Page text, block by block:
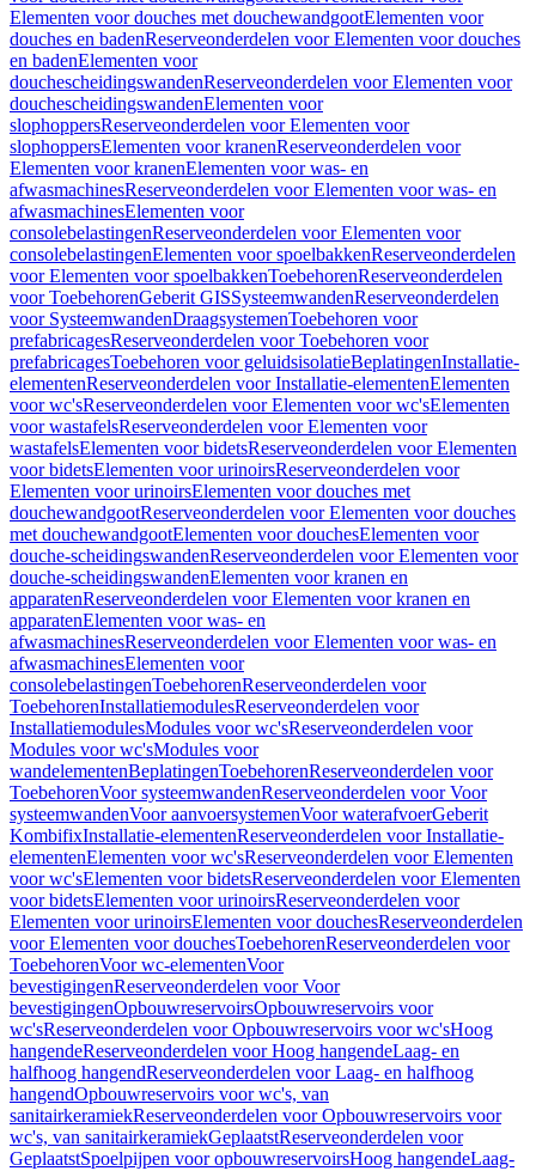
Elementen voor douches met douchewandgootElementen voor
douches en badenReserveonderdelen voor Elementen voor douches
en badenElementen voor
douchescheidingswandenReserveonderdelen voor Elementen voor
douchescheidingswandenElementen voor
slophoppersReserveonderdelen voor Elementen voor
slophoppersElementen voor kranenReserveonderdelen voor
Elementen voor kranenElementen voor was- en
afwasmachinesReserveonderdelen voor Elementen voor was- en
afwasmachinesElementen voor
consolebelastingenReserveonderdelen voor Elementen voor
consolebelastingenElementen voor spoelbakkenReserveonderdelen
voor Elementen voor spoelbakkenToebehorenReserveonderdelen
voor ToebehorenGeberit GISSysteemwandenReserveonderdelen
voor SysteemwandenDraagsystemenToebehoren voor
prefabricagesReserveonderdelen voor Toebehoren voor
prefabricagesToebehoren voor geluidsisolatieBeplatingenInstallatie-
elementenReserveonderdelen voor Installatie-elementenElementen
voor wc'sReserveonderdelen voor Elementen voor wc'sElementen
voor wastafelsReserveonderdelen voor Elementen voor
wastafelsElementen voor bidetsReserveonderdelen voor Elementen
voor bidetsElementen voor urinoirsReserveonderdelen voor
Elementen voor urinoirsElementen voor douches met
douchewandgootReserveonderdelen voor Elementen voor douches
met douchewandgootElementen voor douchesElementen voor
douche-scheidingswandenReserveonderdelen voor Elementen voor
douche-scheidingswandenElementen voor kranen en
apparatenReserveonderdelen voor Elementen voor kranen en
apparatenElementen voor was- en
afwasmachinesReserveonderdelen voor Elementen voor was- en
afwasmachinesElementen voor
consolebelastingenToebehorenReserveonderdelen voor
ToebehorenInstallatiemodulesReserveonderdelen voor
InstallatiemodulesModules voor wc'sReserveonderdelen voor
Modules voor wc'sModules voor
wandelementenBeplatingenToebehorenReserveonderdelen voor
ToebehorenVoor systeemwandenReserveonderdelen voor Voor
systeemwandenVoor aanvoersystemenVoor waterafvoerGeberit
KombifixInstallatie-elementenReserveonderdelen voor Installatie-
elementenElementen voor wc'sReserveonderdelen voor Elementen
voor wc'sElementen voor bidetsReserveonderdelen voor Elementen
voor bidetsElementen voor urinoirsReserveonderdelen voor
Elementen voor urinoirsElementen voor douchesReserveonderdelen
voor Elementen voor douchesToebehorenReserveonderdelen voor
ToebehorenVoor wc-elementenVoor
bevestigingenReserveonderdelen voor Voor
bevestigingenOpbouwreservoirsOpbouwreservoirs voor
wc'sReserveonderdelen voor Opbouwreservoirs voor wc'sHoog
hangendeReserveonderdelen voor Hoog hangendeLaag- en
halfhoog hangendReserveonderdelen voor Laag- en halfhoog
hangendOpbouwreservoirs voor wc's, van
sanitairkeramiekReserveonderdelen voor Opbouwreservoirs voor
wc's, van sanitairkeramiekGeplaatstReserveonderdelen voor
GeplaatstSpoelpijpen voor opbouwreservoirsHoog hangendeLaag-